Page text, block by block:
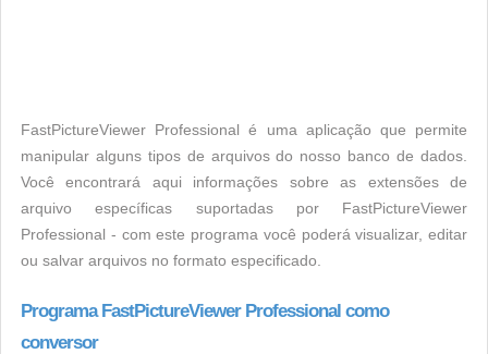
FastPictureViewer Professional é uma aplicação que permite
manipular alguns tipos de arquivos do nosso banco de dados.
Você encontrará aqui informações sobre as extensões de
arquivo específicas suportadas por FastPictureViewer
Professional - com este programa você poderá visualizar, editar
ou salvar arquivos no formato especificado.
Programa FastPictureViewer Professional como
conversor